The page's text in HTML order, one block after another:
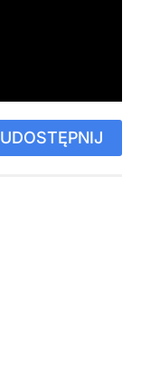
UDOSTĘPNIJ